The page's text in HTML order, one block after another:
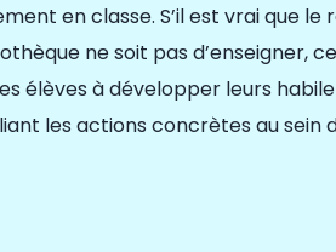
en classe. S’il est vrai que le
ne soit pas d’enseigner,
élèves à développer leurs
les actions concrètes au sein